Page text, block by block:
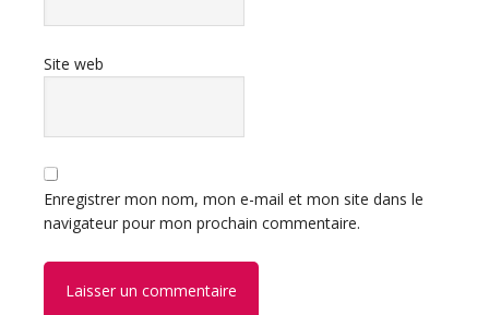
Site web
Enregistrer mon nom, mon e-mail et mon site dans le
navigateur pour mon prochain commentaire.